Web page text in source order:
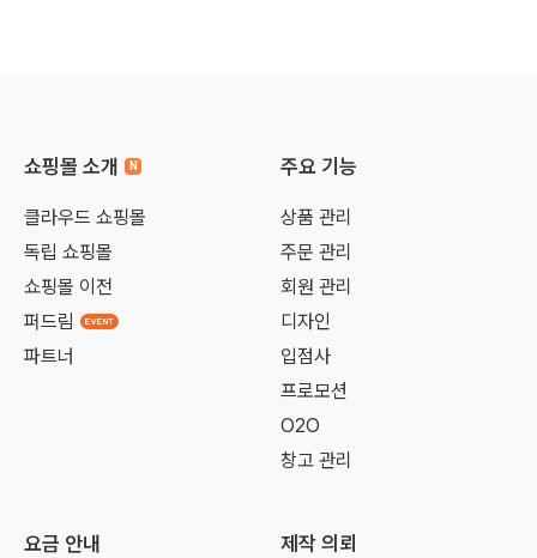
쇼핑몰 소개
클라우드 쇼핑몰
독립 쇼핑몰
쇼핑몰 이전
퍼드림
파트너
주요 기능
상품 관리
주문 관리
회원 관리
디자인
입점사
프로모션
O2O
창고 관리
요금 안내 제작 의뢰